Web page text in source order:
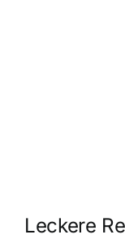
Leckere